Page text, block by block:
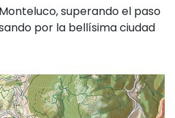
superando el paso
por la bellísima ciudad